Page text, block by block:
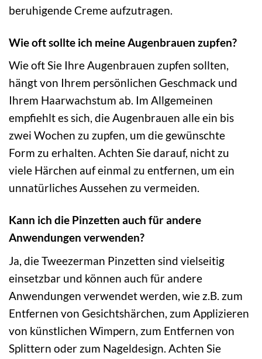
beruhigende Creme aufzutragen.
Wie oft sollte ich meine Augenbrauen zupfen?
Wie oft Sie Ihre Augenbrauen zupfen sollten,
hängt von Ihrem persönlichen Geschmack und
Ihrem Haarwachstum ab. Im Allgemeinen
empfiehlt es sich, die Augenbrauen alle ein bis
zwei Wochen zu zupfen, um die gewünschte
Form zu erhalten. Achten Sie darauf, nicht zu
viele Härchen auf einmal zu entfernen, um ein
unnatürliches Aussehen zu vermeiden.
Kann ich die Pinzetten auch für andere
Anwendungen verwenden?
Ja, die Tweezerman Pinzetten sind vielseitig
einsetzbar und können auch für andere
Anwendungen verwendet werden, wie z.B. zum
Entfernen von Gesichtshärchen, zum Applizieren
von künstlichen Wimpern, zum Entfernen von
Splittern oder zum Nageldesign. Achten Sie